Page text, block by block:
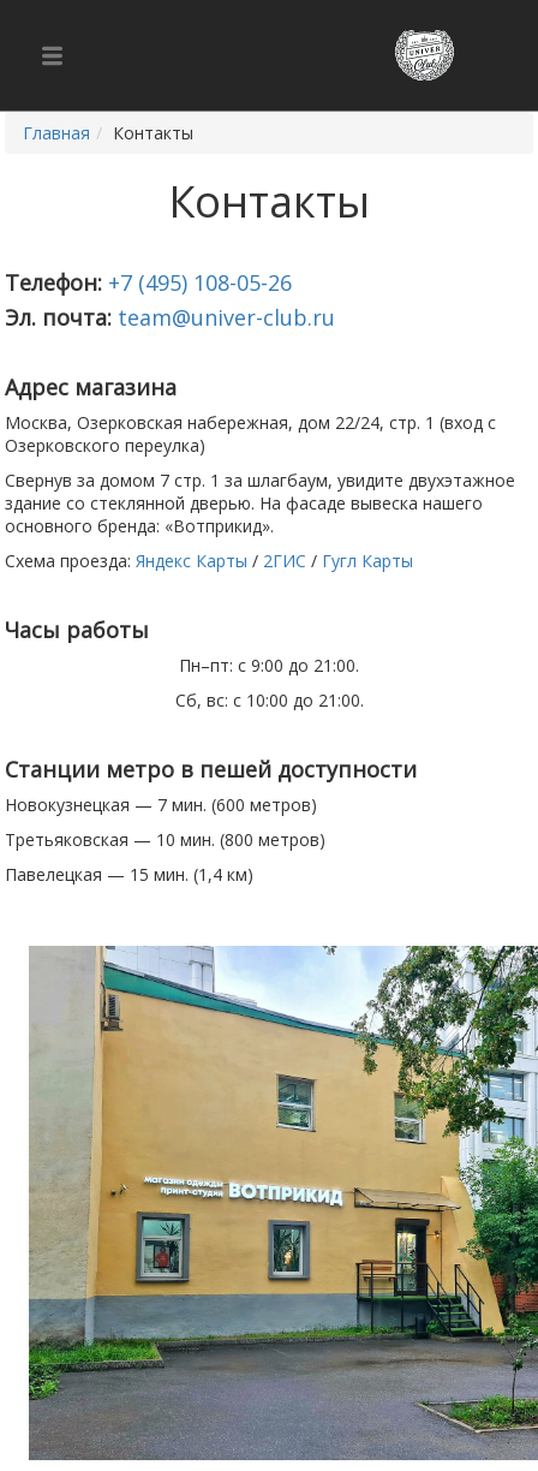
Главная Контакты
Контакты
Телефон: +7 (495) 108-05-26
Эл. почта: team@univer-club.ru
Адрес магазина
Москва, Озерковская набережная, дом 22/24, стр. 1 (вход с
Озерковского переулка)
Свернув за домом 7 стр. 1 за шлагбаум, увидите двухэтажное
здание со стеклянной дверью. На фасаде вывеска нашего
основного бренда: «Вотприкид».
Схема проезда: Яндекс Карты / 2ГИС / Гугл Карты
Часы работы
Пн–пт: с 9:00 до 21:00.
Сб, вс: с 10:00 до 21:00.
Станции метро в пешей доступности
Новокузнецкая — 7 мин. (600 метров)
Третьяковская — 10 мин. (800 метров)
Павелецкая — 15 мин. (1,4 км)